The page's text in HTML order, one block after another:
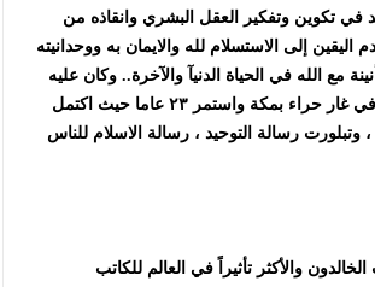
محمود أحمد فريحات.. مبارك ومزيدا من التوفيق
تكوين وتفكير العقل البشري وانقاذه من
إلى الاستسلام لله والايمان به ووحدانيته
مع الله في الحياة الدنيآ والآخرة.. وكان عليه
السلام تلقى الوحي في غار حراء بمكة واستمر ٢٣ عاما حيث اكتمل
وتبلورت رسالة التوحيد ، رسالة الاسلام للناس